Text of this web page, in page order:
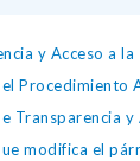
y Acceso a
Transparencia
modifica el